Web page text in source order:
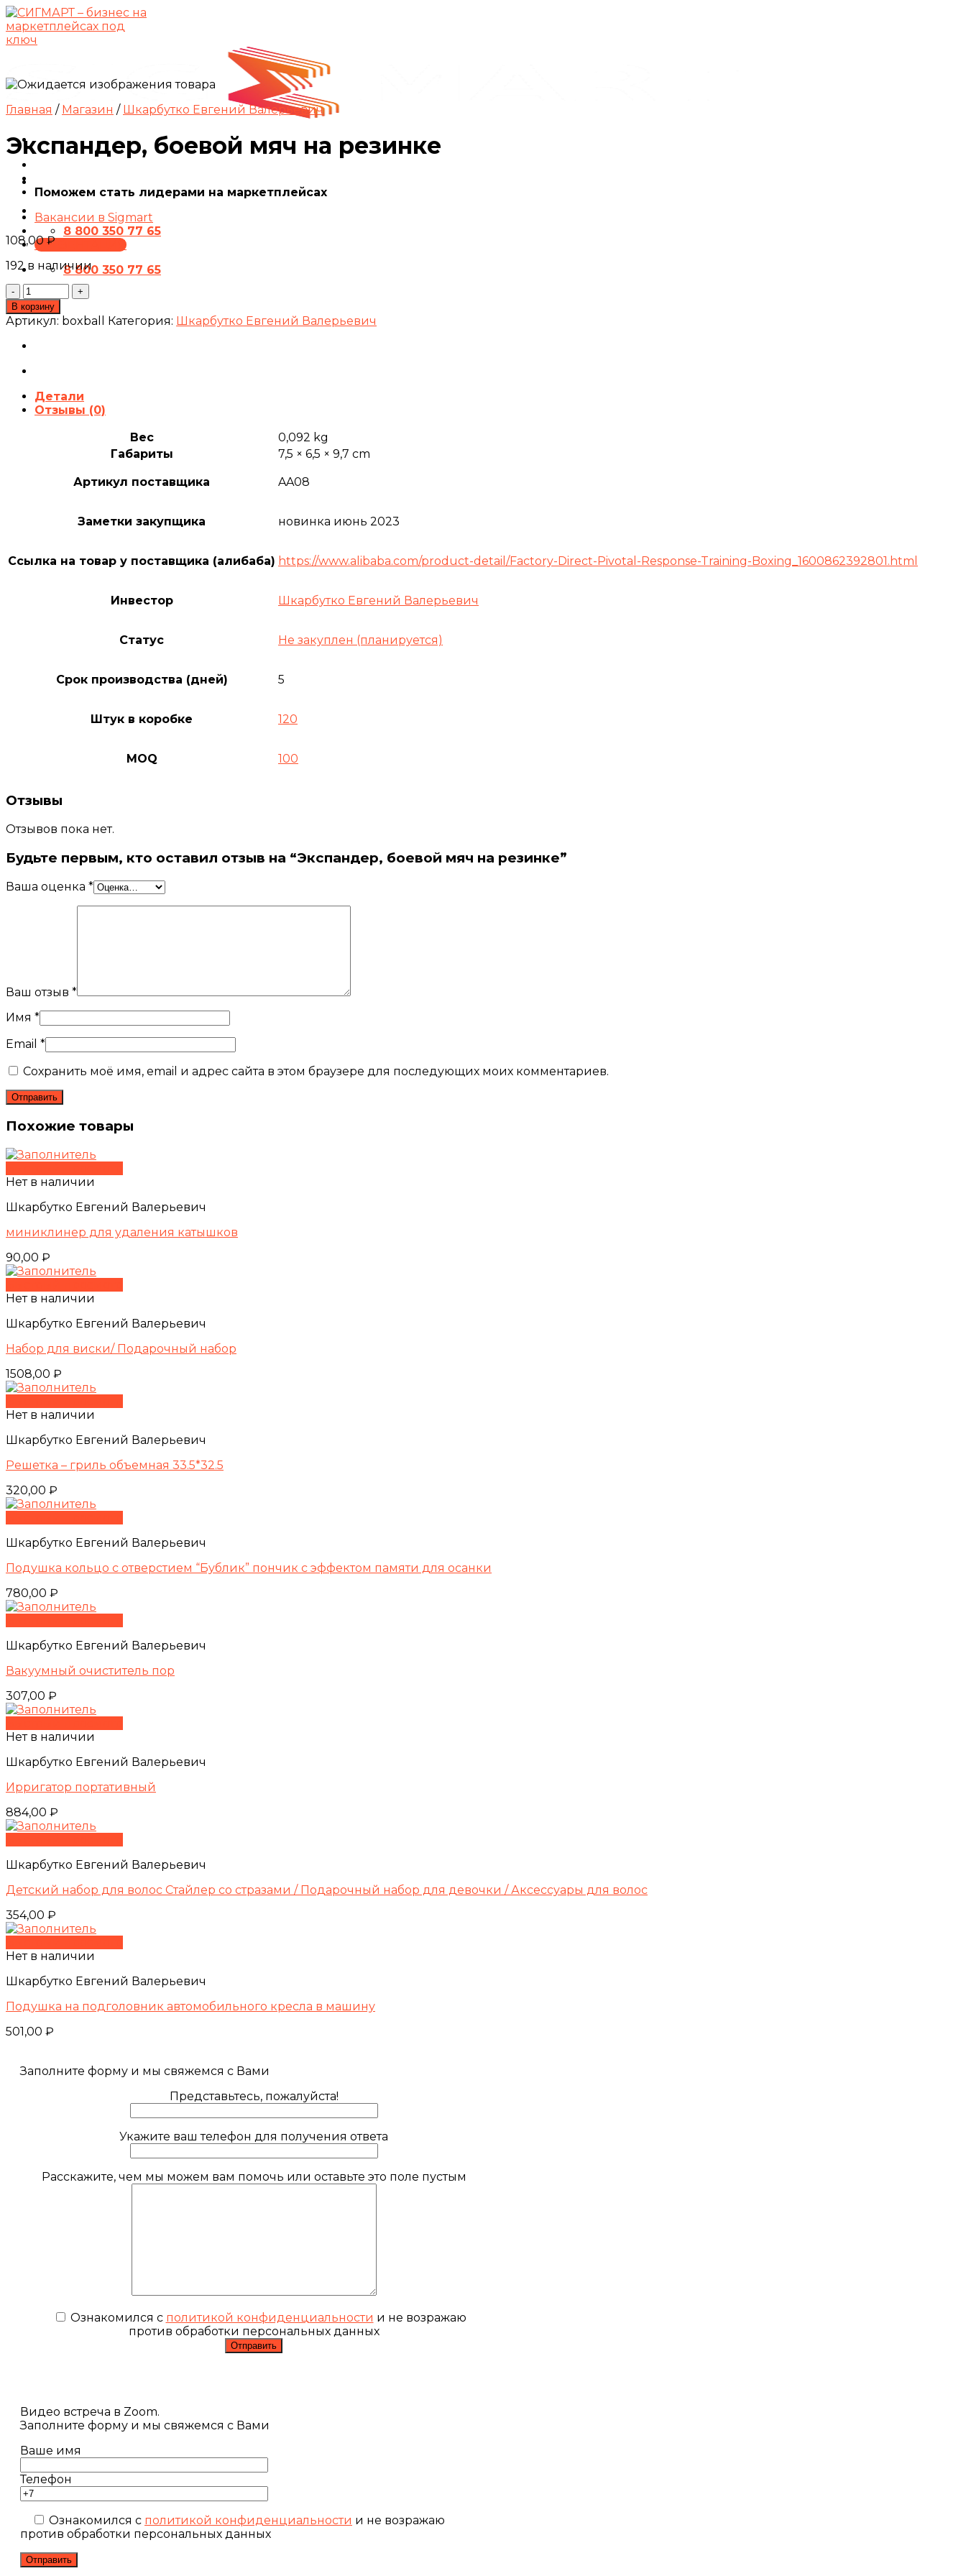
Skip
to
content
Поможем стать лидерами на маркетплейсах
Вакансии в Sigmart
8 800 350 77 65
ПРЕЗЕНТАЦИЯ
8 800 350 77 65
Главная / Магазин / Шкарбутко Евгений Валерьевич
Экспандер, боевой мяч на резинке
108,00₽
192 в наличии
Количество
товара
Экспандер,
боевой
мяч
резинке
В корзину
Артикул: boxball Категория: Шкарбутко Евгений Валерьевич
Детали
Отзывы (0)
Вес
0,092 kg
Габариты
7,5 × 6,5 × 9,7 cm
Артикул поставщика AA08
Заметки закупщика новинка июнь 2023
Ссылка на товар у поставщика (алибаба) https://www.alibaba.com/product-detail/Factory-Direct-Pivotal-Response-Training-Boxing_1600862392801.html
Инвестор Шкарбутко Евгений Валерьевич
Статус Не закуплен (планируется)
Срок производства (дней) 5
Штук в коробке 120
MOQ 100
Отзывы
Отзывов пока нет.
Будьте первым, кто оставил отзыв на “Экспандер, боевой мяч на резинке”
Ваша оценка *
Ваш отзыв *
Имя *
Email *
Сохранить моё имя, email и адрес сайта в этом браузере для последующих моих комментариев.
Похожие товары
Нет в наличии
Шкарбутко Евгений Валерьевич
миниклинер для удаления катышков
90,00 ₽
Нет в наличии
Шкарбутко Евгений Валерьевич
Набор для виски/ Подарочный набор
1508,00 ₽
Нет в наличии
Шкарбутко Евгений Валерьевич
Решетка – гриль объемная 33.5*32.5
320,00 ₽
Шкарбутко Евгений Валерьевич
Подушка кольцо с отверстием “Бублик” пончик с эффектом памяти для осанки
780,00 ₽
Шкарбутко Евгений Валерьевич
Вакуумный очиститель пор
307,00 ₽
Нет в наличии
Шкарбутко Евгений Валерьевич
Ирригатор портативный
884,00 ₽
Шкарбутко Евгений Валерьевич
Детский набор для волос Стайлер со стразами / Подарочный набор для девочки / Аксессуары для волос
354,00 ₽
Нет в наличии
Шкарбутко Евгений Валерьевич
Подушка на подголовник автомобильного кресла в машину
501,00 ₽
Заполните форму и мы свяжемся с Вами
Представьтесь, пожалуйста!
Укажите ваш телефон для получения ответа
Расскажите, чем мы можем вам помочь или оставьте это поле пустым
Ознакомился с политикой конфиденциальности и не возражаю
против обработки персональных данных
Видео встреча в Zoom.
Заполните форму и мы свяжемся с Вами
Ваше имя
Телефон
Ознакомился с политикой конфиденциальности и не возражаю
против обработки персональных данных